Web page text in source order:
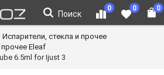
Поиск
0 0 0
Испарители, стекла и прочее
Eleaf
6.5ml for Ijust 3